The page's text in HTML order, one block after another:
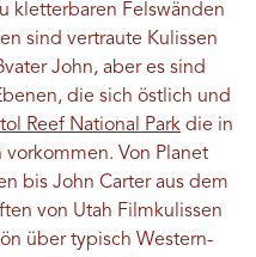
kletterbaren Felswänden
sind vertraute Kulissen
John, aber es sind
die sich östlich und
Reef National Park die in
vorkommen. Von Planet
bis John Carter aus dem
von Utah Filmkulissen
über typisch Western-